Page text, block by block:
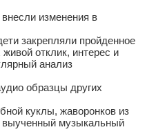
изменения в
закрепляли пройденное
отклик, интерес и
анализ
образцы других
куклы, жаворонков из
выученный музыкальный